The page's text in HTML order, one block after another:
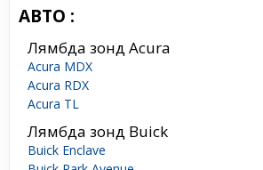
АВТО :
Лямбда зонд Acura
Acura MDX
Acura RDX
Acura TL
Лямбда зонд Buick
Buick Enclave